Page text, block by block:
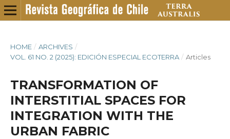
HOME / ARCHIVES /
VOL. 61 NO. 2 (2025): EDICIÓN ESPECIAL ECOTERRA / Articles
TRANSFORMATION OF
INTERSTITIAL SPACES FOR
INTEGRATION WITH THE
URBAN FABRIC